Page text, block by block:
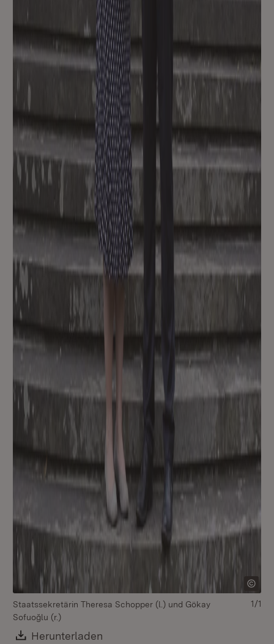
Staatssekretärin Theresa Schopper (l.) und Gökay
Sofuoğlu (r.)
Download:
Herunterladen
1/1